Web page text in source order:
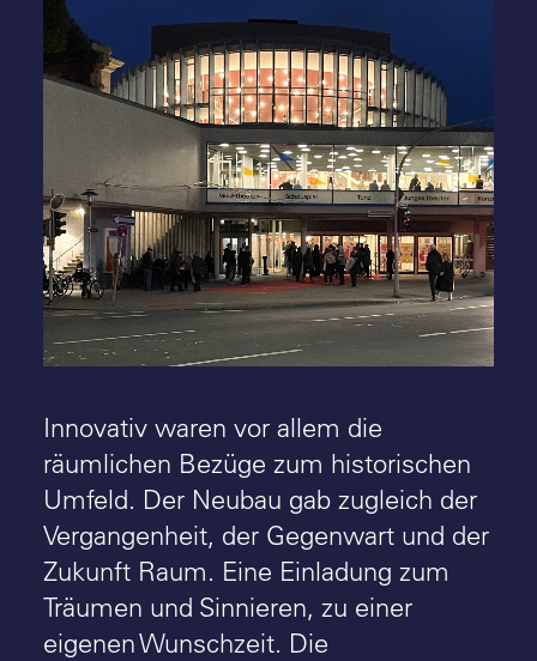
Innovativ waren vor allem die
räumlichen Bezüge zum historischen
Umfeld. Der Neubau gab zugleich der
Vergangenheit, der Gegenwart und der
Zukunft Raum. Eine Einladung zum
Träumen und Sinnieren, zu einer
eigenen Wunschzeit. Die